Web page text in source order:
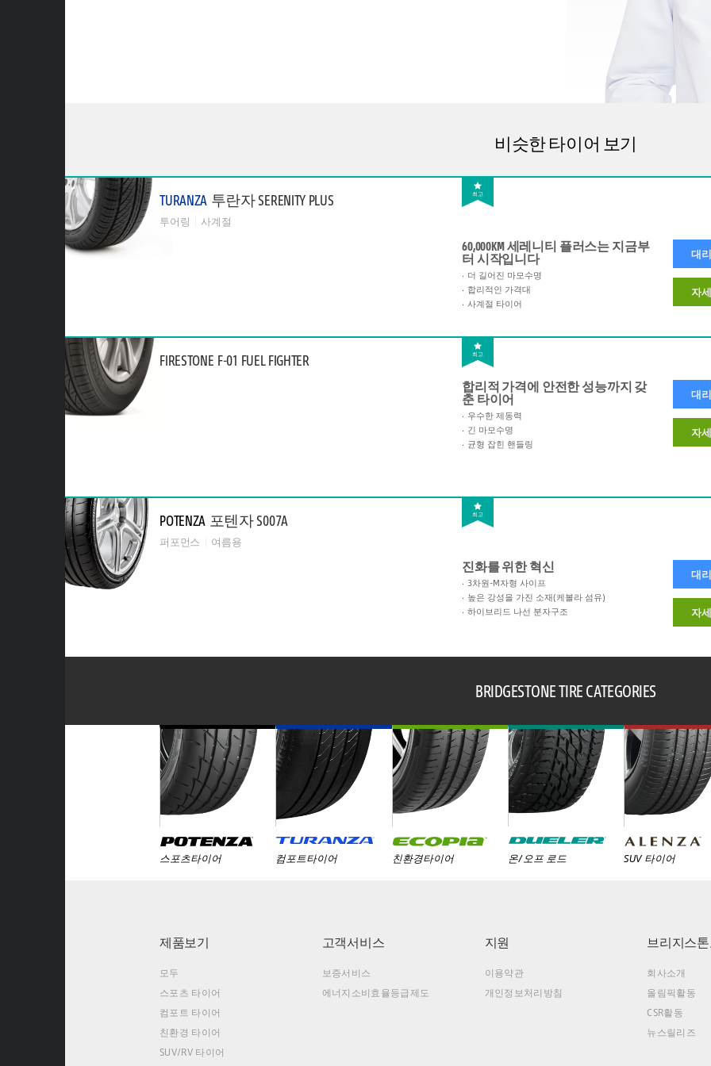
비슷한 타이어 보기
최고
TURANZA 투란자 SERENITY PLUS
투어링 사계절
60,000KM 세레니티 플러스는 지금부
터 시작입니다
더 길어진 마모수명
합리적인 가격대
사계절 타이어
대
자
최고
FIRESTONE F-01 FUEL FIGHTER
합리적 가격에 안전한 성능까지 갖
춘 타이어
우수한 제동력
긴 마모수명
균형 잡힌 핸들링
대
자
최고
POTENZA 포텐자 S007A
퍼포먼스 여름용
진화를 위한 혁신
3차원-M자형 사이프
높은 강성을 가진 소재(케볼라 섬유)
하이브리드 나선 분자구조
대
자
BRIDGESTONE TIRE CATEGORIES
스포츠타이어 컴포트타이어 친환경타이어 온/오프 로드 SUV 타이어
제품보기
모두
스포츠 타이어
컴포트 타이어
친환경 타이어
SUV/RV 타이어
고객서비스
보증서비스
에너지소비효율등급제도
지원
이용약관
개인정보처리방침
브리지스
회사소개
올림픽활동
CSR활동
뉴스릴리즈